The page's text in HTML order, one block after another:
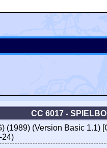
CC 6017 -
(1989) (Version Basic 1.1)
24)